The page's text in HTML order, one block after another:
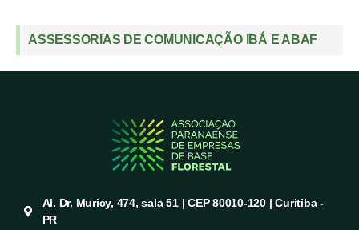
ASSESSORIAS DE COMUNICAÇÃO IBÁ E ABAF
Al. Dr. Muricy, 474, sala 51 | CEP 80010-120 | Curitiba -
PR